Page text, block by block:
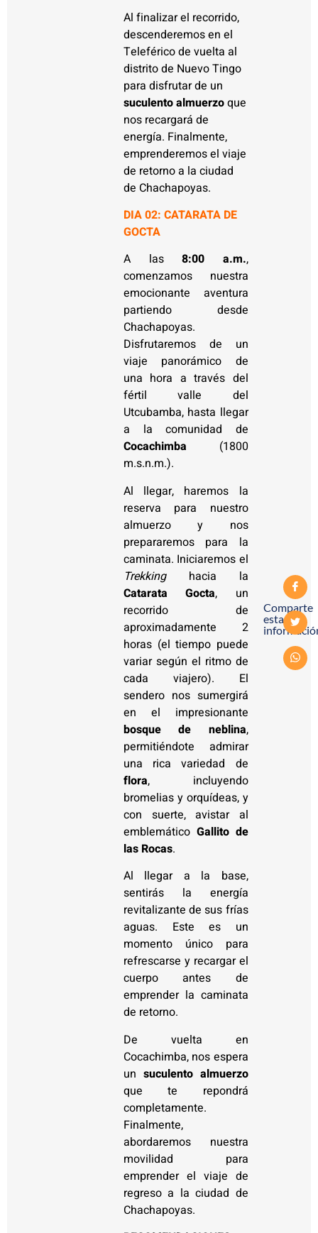
Al finalizar el recorrido,
descenderemos en el
Teleférico de vuelta al
distrito de Nuevo Tingo
para disfrutar de un
suculento almuerzoque
nos recargará de
energía. Finalmente,
emprenderemos el viaje
de retorno a la ciudad
de Chachapoyas.
DIA 02: CATARATA DE
GOCTA
A las8:00 a.m.,
comenzamos nuestra
emocionante aventura
partiendo desde
Chachapoyas.
Disfrutaremos de un
viaje panorámico de
una hora a través del
fértil valle del
Utcubamba, hasta llegar
a la comunidad de
Cocachimba (1800
m.s.n.m.).
Al llegar, haremos la
reserva para nuestro
almuerzo y nos
prepararemos para la
caminata. Iniciaremos el
Trekkinghacia la
Catarata Gocta, un
recorrido de
aproximadamente 2
horas (el tiempo puede
variar según el ritmo de
cada viajero). El
sendero nos sumergirá
en el impresionante
bosque de neblina,
permitiéndote admirar
una rica variedad de
flora, incluyendo
bromelias y orquídeas, y
con suerte, avistar al
emblemático Gallito de
las Rocas.
Al llegar a la base,
sentirás la energía
revitalizante de sus frías
aguas. Este es un
momento único para
refrescarse y recargar el
cuerpo antes de
emprender la caminata
de retorno.
De vuelta en
Cocachimba, nos espera
un suculento almuerzo
que te repondrá
completamente.
Finalmente,
abordaremos nuestra
movilidad para
emprender el viaje de
regreso a la ciudad de
Chachapoyas.
Comparte
esta